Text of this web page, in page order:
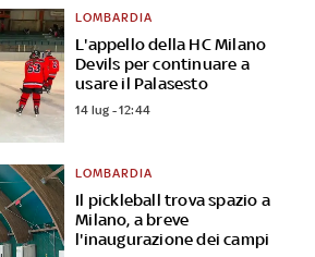
L'appello della HC Milano
Devils per continuare a
usare il Palasesto
LOMBARDIA
14 lug - 12:44
Il pickleball trova spazio a
Milano, a breve
l'inaugurazione dei campi
LOMBARDIA